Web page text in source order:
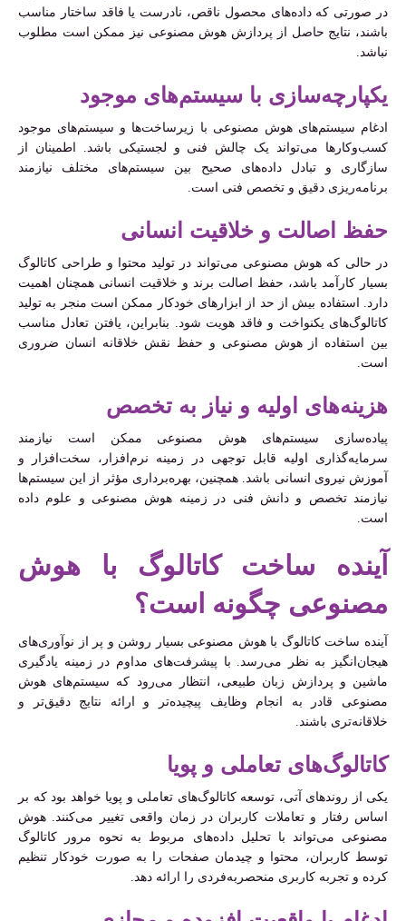
در صورتی که داده‌های محصول ناقص، نادرست یا فاقد ساختار مناسب
باشند، نتایج حاصل از پردازش هوش مصنوعی نیز ممکن است مطلوب
نباشد.
یکپارچه‌سازی با سیستم‌های موجود
ادغام سیستم‌های هوش مصنوعی با زیرساخت‌ها و سیستم‌های موجود
کسب‌وکارها می‌تواند یک چالش فنی و لجستیکی باشد. اطمینان از
سازگاری و تبادل داده‌های صحیح بین سیستم‌های مختلف نیازمند
برنامه‌ریزی دقیق و تخصص فنی است.
حفظ اصالت و خلاقیت انسانی
در حالی که هوش مصنوعی می‌تواند در تولید محتوا و طراحی کاتالوگ
بسیار کارآمد باشد، حفظ اصالت برند و خلاقیت انسانی همچنان اهمیت
دارد. استفاده بیش از حد از ابزارهای خودکار ممکن است منجر به تولید
کاتالوگ‌های یکنواخت و فاقد هویت شود. بنابراین، یافتن تعادل مناسب
بین استفاده از هوش مصنوعی و حفظ نقش خلاقانه انسان ضروری
است.
هزینه‌های اولیه و نیاز به تخصص
پیاده‌سازی سیستم‌های هوش مصنوعی ممکن است نیازمند
سرمایه‌گذاری اولیه قابل توجهی در زمینه نرم‌افزار، سخت‌افزار و
آموزش نیروی انسانی باشد. همچنین، بهره‌برداری مؤثر از این سیستم‌ها
نیازمند تخصص و دانش فنی در زمینه هوش مصنوعی و علوم داده
است.
آینده ساخت کاتالوگ با هوش
مصنوعی چگونه است؟
آینده ساخت کاتالوگ با هوش مصنوعی بسیار روشن و پر از نوآوری‌های
هیجان‌انگیز به نظر می‌رسد. با پیشرفت‌های مداوم در زمینه یادگیری
ماشین و پردازش زبان طبیعی، انتظار می‌رود که سیستم‌های هوش
مصنوعی قادر به انجام وظایف پیچیده‌تر و ارائه نتایج دقیق‌تر و
خلاقانه‌تری باشند.
کاتالوگ‌های تعاملی و پویا
یکی از روندهای آتی، توسعه کاتالوگ‌های تعاملی و پویا خواهد بود که بر
اساس رفتار و تعاملات کاربران در زمان واقعی تغییر می‌کنند. هوش
مصنوعی می‌تواند با تحلیل داده‌های مربوط به نحوه مرور کاتالوگ
توسط کاربران، محتوا و چیدمان صفحات را به صورت خودکار تنظیم
کرده و تجربه کاربری منحصربه‌فردی را ارائه دهد.